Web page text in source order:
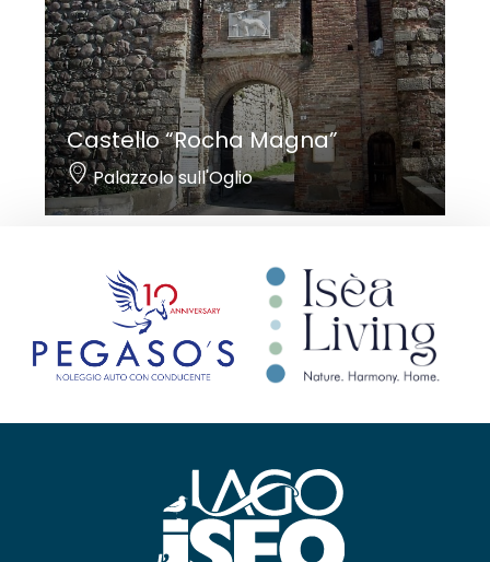
Castello “Rocha Magna”
Palazzolo sull'Oglio